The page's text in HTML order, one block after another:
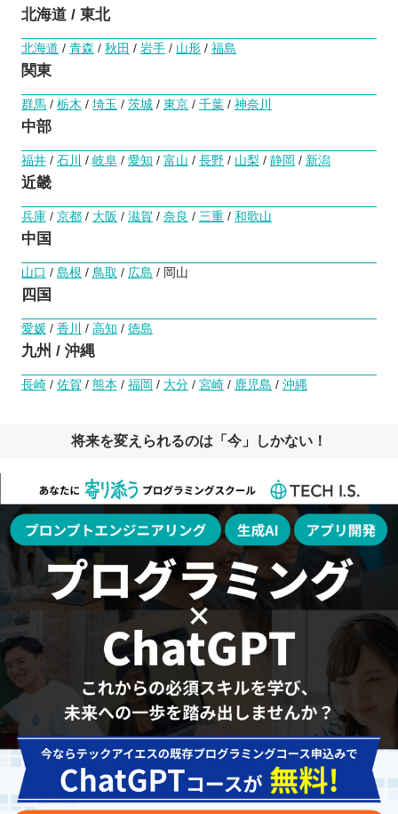
北海道 / 東北
北海道 / 青森 / 秋田 / 岩手 / 山形 / 福島
関東
群馬 / 栃木 / 埼玉 / 茨城 / 東京 / 千葉 / 神奈川
中部
福井 / 石川 / 岐阜 / 愛知 / 富山 / 長野 / 山梨 / 静岡 / 新潟
近畿
兵庫 / 京都 / 大阪 / 滋賀 / 奈良 / 三重 / 和歌山
中国
山口 / 島根 / 鳥取 / 広島 / 岡山
四国
愛媛 / 香川 / 高知 / 徳島
九州 / 沖縄
長崎 / 佐賀 / 熊本 / 福岡 / 大分 / 宮崎 / 鹿児島 / 沖縄
将来を変えられるのは「今」しかない！